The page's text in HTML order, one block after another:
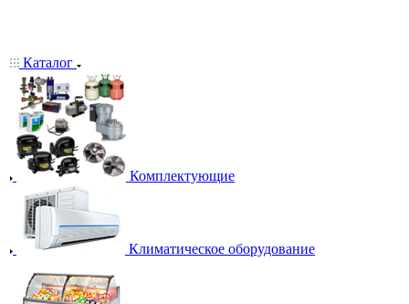
Каталог
Комплектующие
Климатическое оборудование